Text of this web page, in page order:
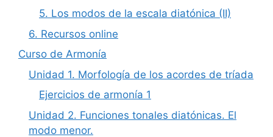
5. Los modos de la escala diatónica (II)
6. Recursos online
Curso de Armonía
Unidad 1. Morfología de los acordes de tríada
Ejercicios de armonía 1
Unidad 2. Funciones tonales diatónicas. El
modo menor.